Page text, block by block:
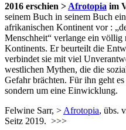
2016 erschien > Afrotopia im
seinem Buch in seinem Buch
afrikanischen Kontinent vor :
Menschheit“ verlange ein völlig
Kontinents. Er beurteilt die
verbindet sie mit viel
westlichen Mythen, die die
Gefahr brächten. Für ihn geht
sondern um eine Einwicklung.
Felwine Sarr, > Afrotopia, übs.
Seitz 2019. >>>